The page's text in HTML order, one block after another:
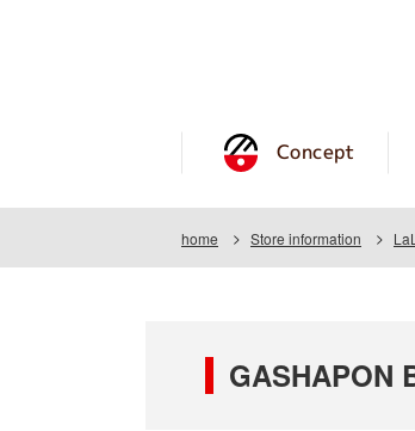
Concept
home Store information
GASHAPON